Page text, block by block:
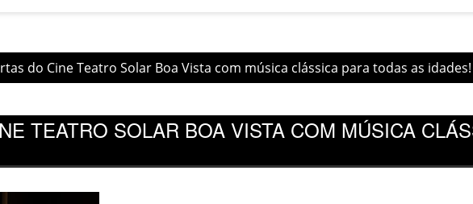
do Cine Teatro Solar Boa Vista com música clássica para todas as idades!
TEATRO SOLAR BOA VISTA COM MÚSICA